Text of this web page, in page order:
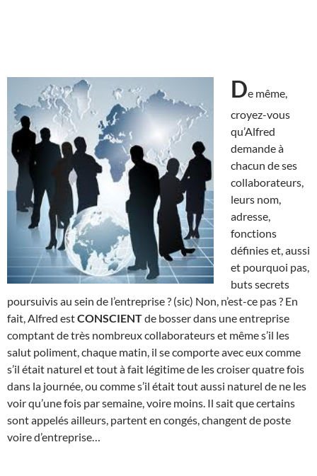
De même,
croyez-vous
qu’Alfred
demande à
chacun de ses
collaborateurs,
leurs nom,
adresse,
fonctions
définies et, aussi
et pourquoi pas,
buts secrets
poursuivis au sein de l’entreprise ? (sic) Non, n’est-ce pas ? En
fait, Alfred estCONSCIENTde bosser dans une entreprise
comptant de très nombreux collaborateurs et même s’il les
salut poliment, chaque matin, il se comporte avec eux comme
s’il était naturel et tout à fait légitime de les croiser quatre fois
dans la journée, ou comme s’il était tout aussi naturel de ne les
voir qu’une fois par semaine, voire moins. Il sait que certains
sont appelés ailleurs, partent en congés, changent de poste
voire d’entreprise…